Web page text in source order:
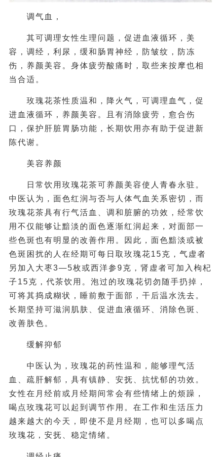
调气血，
其可调理女性生理问题，促进血液循环，美
容，调经，利尿，缓和肠胃神经，防皱纹，防冻
伤，养颜美容。身体疲劳酸痛时，取些来按摩也相
当合适。
玫瑰花茶性质温和，降火气，可调理血气，促
进血液循环，养颜美容。且有消除疲劳，愈合伤
口，保护肝脏胃肠功能，长期饮用亦有助于促进新
陈代谢。
美容养颜
日常饮用玫瑰花茶可养颜美容使人青春永驻。
中医认为，面色红润与否与人体气血关系密切，而
玫瑰花茶具有行气活血、调和脏腑的功效，经常饮
用不仅能够让黯淡的面色逐渐红润起来，对面部一
些色斑也有明显的改善作用。因此，面色黯淡或被
色斑困扰的人在经期可每日取玫瑰花15克，气虚者
另加入大枣3—5枚或西洋参9克，肾虚者可加入枸杞
子15克，代茶饮用。泡过的玫瑰花切勿随手扔掉，
可将其捣成糊状，睡前敷于面部，干后温水洗去。
长期坚持可滋润肌肤、促进血液循环、消除色斑、
改善肤色。
缓解抑郁
中医认为，玫瑰花的药性温和，能够理气活
血、疏肝解郁，具有镇静、安抚、抗忧郁的功效。
女性在月经前或月经期间常会有些情绪上的烦躁，
喝点玫瑰花可以起到调节作用。在工作和生活压力
越来越大的今天，即使不是月经期，也可以多喝点
玫瑰花，安抚、稳定情绪。